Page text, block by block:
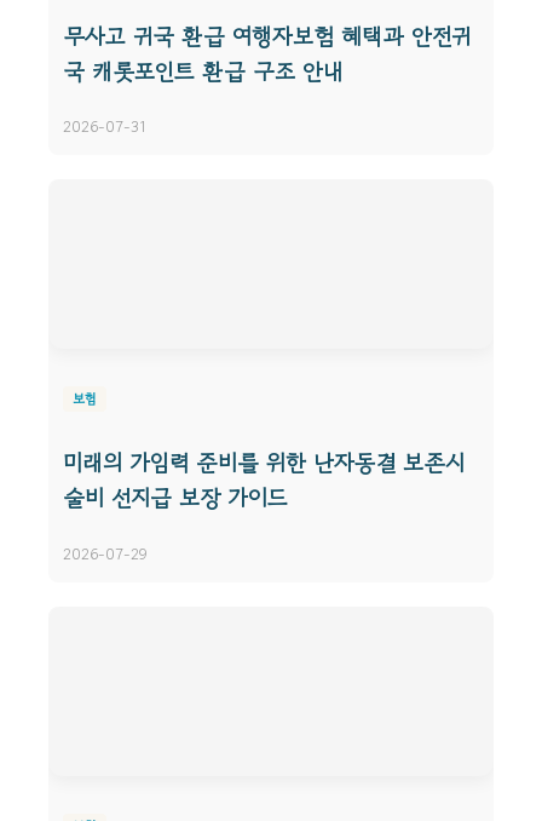
무사고 귀국 환급 여행자보험 혜택과 안전귀
국 캐롯포인트 환급 구조 안내
2026-07-31
보험
미래의 가임력 준비를 위한 난자동결 보존시
술비 선지급 보장 가이드
2026-07-29